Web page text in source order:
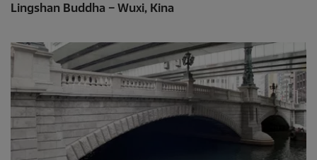
Lingshan Buddha – Wuxi, Kina